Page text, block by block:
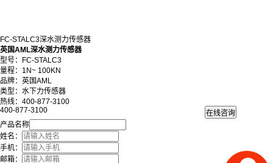
FC-STALC3深水测力传感器
英国AML深水测力传感器
型号：FC-STALC3
量程：1N~ 100KN
品牌：英国AML
类型：水下力传感器
热线：400-877-3100
400-877-3100
产品名称
姓名：
手机：
邮箱：